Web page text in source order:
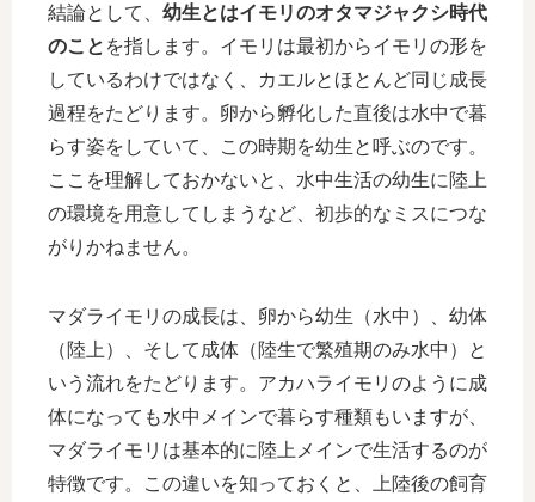
結論として、 幼生とはイモリのオタマジャクシ時代
のこと を指します。イモリは最初からイモリの形を
しているわけではなく、カエルとほとんど同じ成長
過程をたどります。卵から孵化した直後は水中で暮
らす姿をしていて、この時期を幼生と呼ぶのです。
ここを理解しておかないと、水中生活の幼生に陸上
の環境を用意してしまうなど、初歩的なミスにつな
がりかねません。
マダライモリの成長は、卵から幼生（水中）、幼体
（陸上）、そして成体（陸生で繁殖期のみ水中）と
いう流れをたどります。アカハライモリのように成
体になっても水中メインで暮らす種類もいますが、
マダライモリは基本的に陸上メインで生活するのが
特徴です。この違いを知っておくと、上陸後の飼育